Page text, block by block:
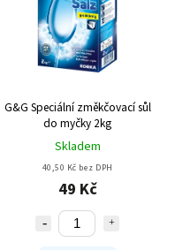
G&G Speciální změkčovací sůl
do myčky 2kg
Skladem
40,50 Kč bez DPH
49 Kč